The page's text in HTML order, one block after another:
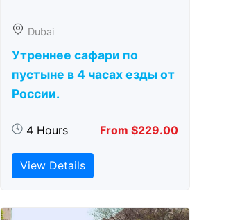
Dubai
Утреннее сафари по
пустыне в 4 часах езды от
России.
4 Hours From $229.00
View Details